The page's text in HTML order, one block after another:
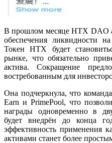
В прошлом месяце HTX DAO
обеспечения ликвидности
Токен HTX будет
рынке, что обязательно
актива. Сокращение
востребованным для
Она подчеркнула, что
Earn и PrimePool, что
награды одновременно в
будет внедрён до конца
эффективность применения
активами станет более